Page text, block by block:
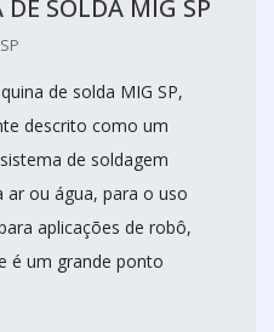
SOLDA MIG SP
de solda MIG SP,
descrito como um
de soldagem
ou água, para o uso
aplicações de robô,
é um grande ponto